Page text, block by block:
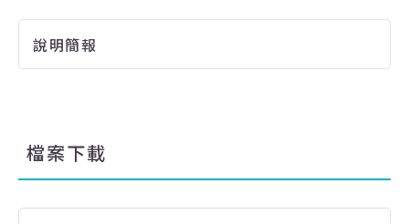
說明簡報
檔案下載